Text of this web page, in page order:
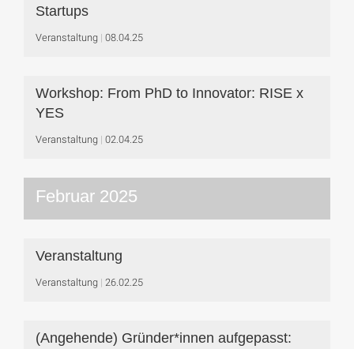
Startups
Veranstaltung 08.04.25
Workshop: From PhD to Innovator: RISE x
YES
Veranstaltung 02.04.25
Februar 2025
Veranstaltung
Veranstaltung 26.02.25
(Angehende) Gründer*innen aufgepasst: